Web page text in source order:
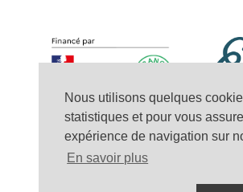
Nous utilisons quelques
statistiques et pour vous
expérience de navigation sur
En savoir plus
© 2026 - Mohair d'Aulon en Pyrénées - tous